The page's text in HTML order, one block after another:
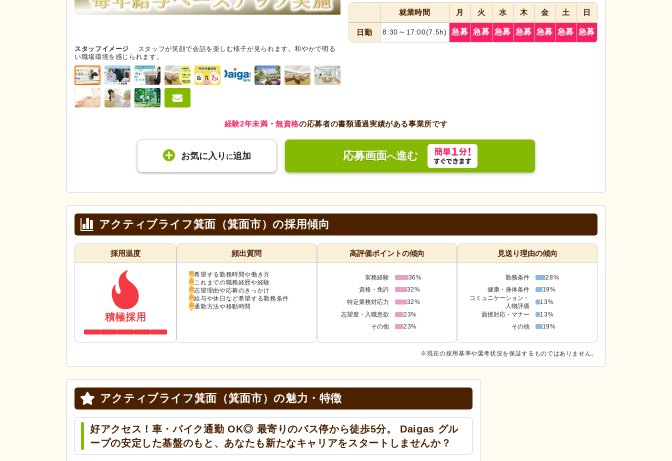
スタッフイメージ
スタッフが笑顔で会話を楽しむ様子が見られます。和やかで明る
い職場環境を感じられます。
就業時間 月 火 水 木 金 土 日
日勤 8:30 ～ 17:00(7.5h) 急募 急募 急募 急募 急募 急募 急募
経験2年未満 ・無資格の応募者の書類通過実績がある事業所です
お気に入り に追加 応募画面へ進む
アクティブライフ箕面（箕面市）の採用傾向
採用温度
積極採用
頻出質問
希望する勤務時間や働き方
これまでの職務経歴や経験
志望理由や応募のきっかけ
給与や休日など希望する勤務条件
通勤方法や移動時間
高評価ポイントの傾向
実務経験
36%
資格・免許
32%
特定業務対応力
32%
志望度・入職意欲
23%
その他
23%
見送り理由の傾向
勤務条件
28%
健康・身体条件
19%
コミュニケーション・
人物評価
13%
面接対応・マナー
13%
その他
19%
※現在の採用基準や選考状況を保証するものではありません。
アクティブライフ箕面（箕面市）の魅力・特徴
好アクセス！車・バイク通勤 OK◎ 最寄りのバス停から徒歩5分。 Daigas グル
ープの安定した基盤のもと、あなたも新たなキャリアをスタートしませんか？